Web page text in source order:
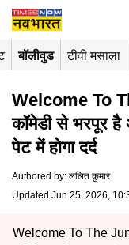
बॉलीवुड टीवी मसाला
Welcome To
कॉमेडी से भरपूर है
पेट में होगा दर्द
Authored by: ललित कुमार
Updated Jun 25, 2026,
Welcome To The